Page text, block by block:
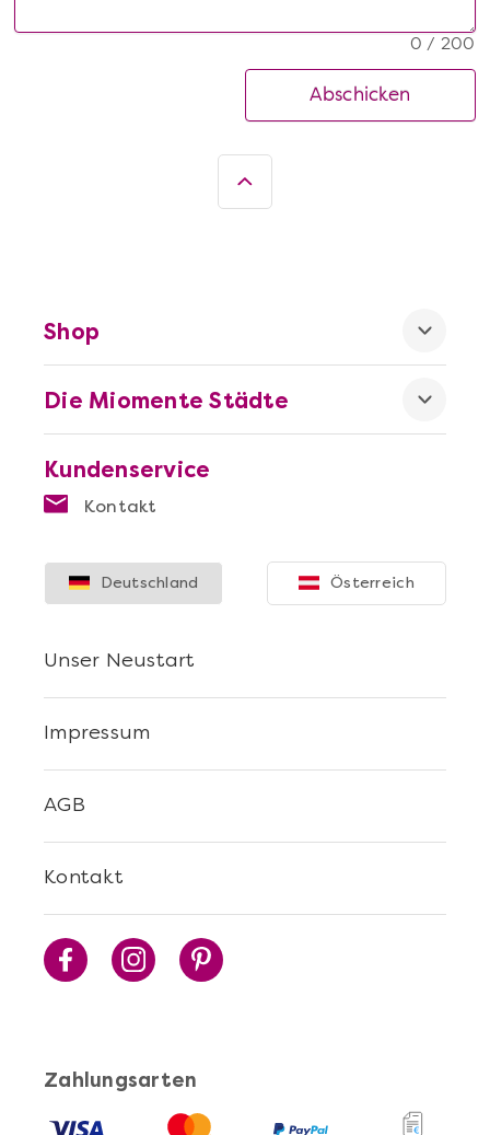
0 / 200
Abschicken
Kundenservice
Kontakt
Die Miomente Städte
Shop
Zahlungsarten
Kontakt
AGB
Impressum
Unser Neustart
Deutschland Österreich